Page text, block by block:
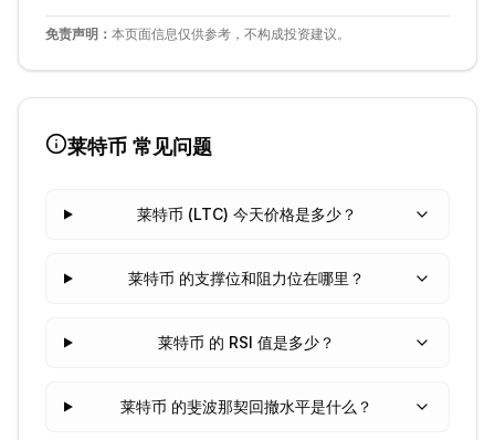
免责声明： 本页面信息仅供参考，不构成投资建议。
莱特币 常见问题
莱特币 (LTC) 今天价格是多少？
莱特币 的支撑位和阻力位在哪里？
莱特币 的 RSI 值是多少？
莱特币 的斐波那契回撤水平是什么？